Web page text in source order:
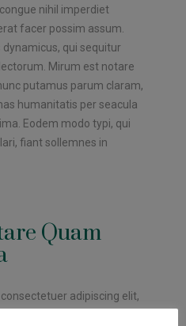
nihil imperdiet
facer possim assum.
qui sequitur
Mirum est notare
putamus parum claram,
humanitatis per seacula
Eodem modo typi, qui
fiant sollemnes in
Quam
adipiscing elit,